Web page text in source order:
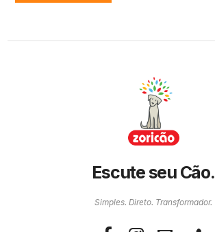
Escute seu Cão.
Simples. Direto. Transformador.